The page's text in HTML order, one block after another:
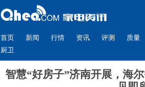
首页 新闻 行情 资讯 评测 质量
厨卫
智慧“好房子”济南开展，海